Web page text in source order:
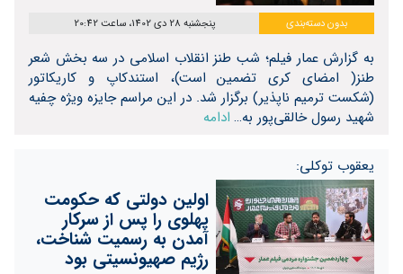
بدون دسته‌بندی پنجشنبه 28 دی 1402، ساعت 20:42
به گزارش عمار فیلم؛ شب طنز انقلاب اسلامی در سه بخش شعر
طنز( امضای کری تضمین است)، استندکاپ و کاریکاتور
(شکست ترمیم ناپذیر) برگزار شد. در این مراسم جایزه ویژه چفیه
شهید رسول خالقی‌پور به… ادامه
یعقوب توکلی:
اولین دولتی که حکومت
پهلوی را پس از سرکار
آمدن به رسمیت شناخت،
رژیم صهیونسیتی بود